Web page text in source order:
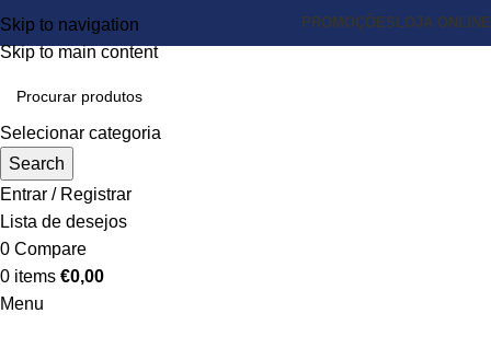
Skip to navigation
Skip to main content
PROMOÇÕES LOJA ONLINE
Selecionar categoria
Search
Entrar / Registrar
Lista de desejos
0 Compare
0 items €0,00
Menu